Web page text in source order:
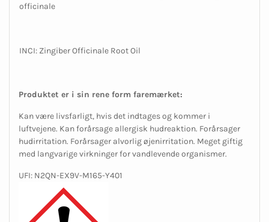
officinale
INCI: Zingiber Officinale Root Oil
Produktet er i sin rene form faremærket:
Kan være livsfarligt, hvis det indtages og kommer i
luftvejene. Kan forårsage allergisk hudreaktion. Forårsager
hudirritation. Forårsager alvorlig øjenirritation. Meget giftig
med langvarige virkninger for vandlevende organismer.
UFI: N2QN-EX9V-M165-Y401